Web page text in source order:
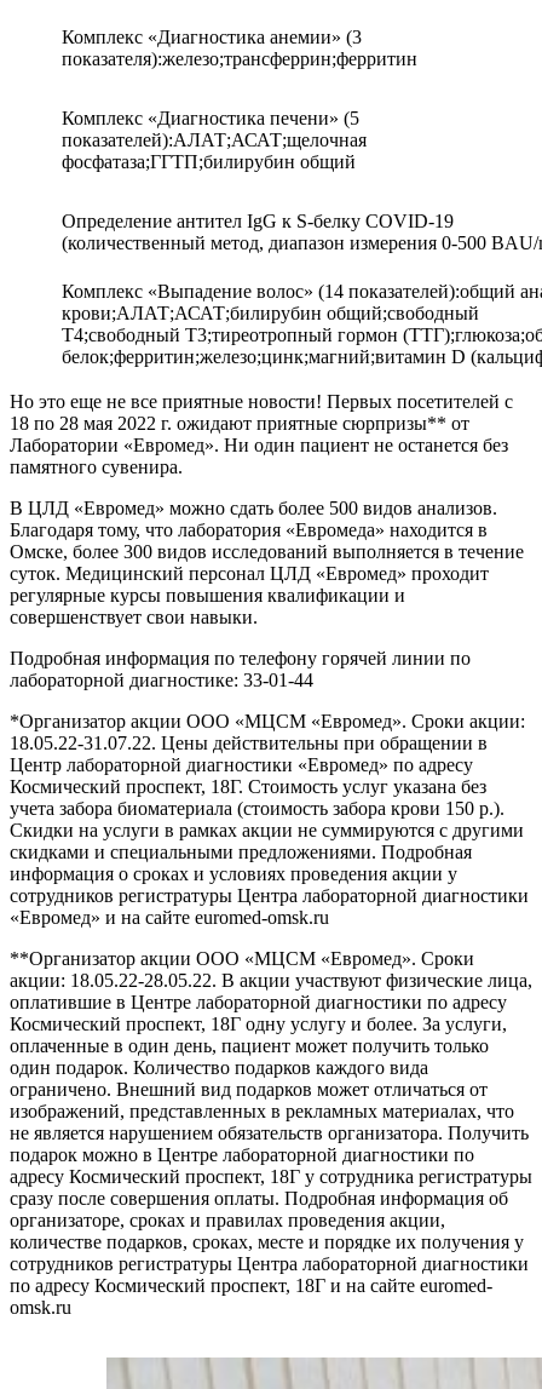
Комплекс «Диагностика анемии» (3
показателя):железо;трансферрин;ферритин
Комплекс «Диагностика печени» (5
показателей):АЛАТ;АСАТ;щелочная
фосфатаза;ГГТП;билирубин общий
Определение антител IgG к S-белку COVID-19
(количественный метод, диапазон измерения 0-500
Комплекс «Выпадение волос» (14 показателей):общий
крови;АЛАТ;АСАТ;билирубин общий;свободный
Т4;свободный Т3;тиреотропный гормон
белок;ферритин;железо;цинк;магний;витамин D
Но это еще не все приятные новости! Первых посетителей с
18 по 28 мая 2022 г. ожидают приятные сюрпризы** от
Лаборатории «Евромед». Ни один пациент не останется без
памятного сувенира.
В ЦЛД «Евромед» можно сдать более 500 видов анализов.
Благодаря тому, что лаборатория «Евромеда» находится в
Омске, более 300 видов исследований выполняется в течение
суток. Медицинский персонал ЦЛД «Евромед» проходит
регулярные курсы повышения квалификации и
совершенствует свои навыки.
Подробная информация по телефону горячей линии по
лабораторной диагностике: 33-01-44
*Организатор акции ООО «МЦСМ «Евромед». Сроки акции:
18.05.22-31.07.22. Цены действительны при обращении в
Центр лабораторной диагностики «Евромед» по адресу
Космический проспект, 18Г. Стоимость услуг указана без
учета забора биоматериала (стоимость забора крови 150 р.).
Скидки на услуги в рамках акции не суммируются с другими
скидками и специальными предложениями. Подробная
информация о сроках и условиях проведения акции у
сотрудников регистратуры Центра лабораторной диагностики
«Евромед» и на сайте euromed-omsk.ru
**Организатор акции ООО «МЦСМ «Евромед». Сроки
акции: 18.05.22-28.05.22. В акции участвуют физические лица,
оплатившие в Центре лабораторной диагностики по адресу
Космический проспект, 18Г одну услугу и более. За услуги,
оплаченные в один день, пациент может получить только
один подарок. Количество подарков каждого вида
ограничено. Внешний вид подарков может отличаться от
изображений, представленных в рекламных материалах, что
не является нарушением обязательств организатора. Получить
подарок можно в Центре лабораторной диагностики по
адресу Космический проспект, 18Г у сотрудника регистратуры
сразу после совершения оплаты. Подробная информация об
организаторе, сроках и правилах проведения акции,
количестве подарков, сроках, месте и порядке их получения у
сотрудников регистратуры Центра лабораторной диагностики
по адресу Космический проспект, 18Г и на сайте euromed-
omsk.ru